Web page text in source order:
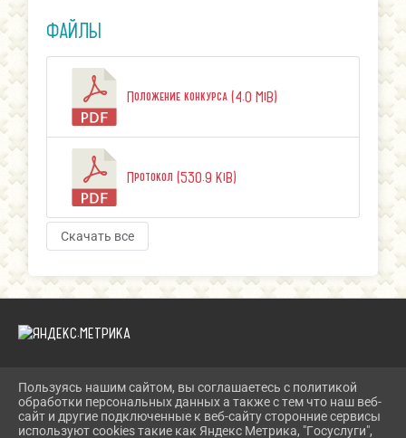
ФАЙЛЫ
Положение конкурса (4.0 MiB)
Протокол (530.9 KiB)
Скачать все
2026 Г. LEN-KULTURA.RU
ВХОД
КАРТА САЙТА
Пользуясь нашим сайтом, вы соглашаетесь с политикой
обработки персональных данных а также с тем что наш веб-
сайт и другие подключенные к веб-сайту сторонние сервисы
используют cookies такие как Яндекс Метрика, "Госуслуги",